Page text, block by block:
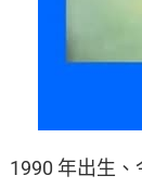
1990 年出生